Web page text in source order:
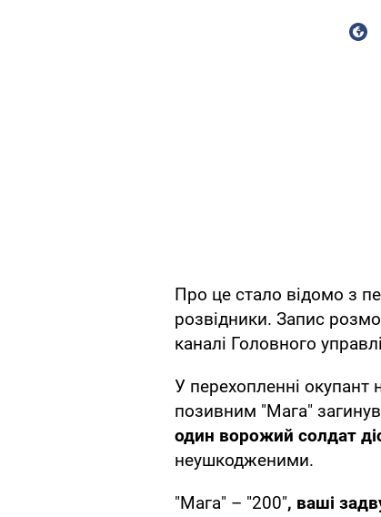
Про це стало відомо з
розвідники. Запис
каналі Головного
У перехопленні окупант
позивним "Мага"
один ворожий солдат
неушкодженими.
"Мага" – "200", ваші